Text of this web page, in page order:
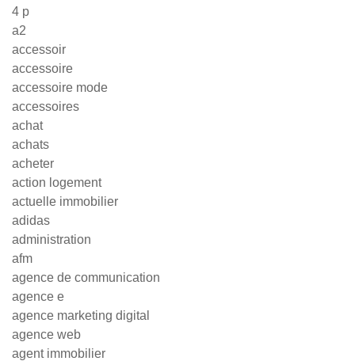
4 p
a2
accessoir
accessoire
accessoire mode
accessoires
achat
achats
acheter
action logement
actuelle immobilier
adidas
administration
afm
agence de communication
agence e
agence marketing digital
agence web
agent immobilier